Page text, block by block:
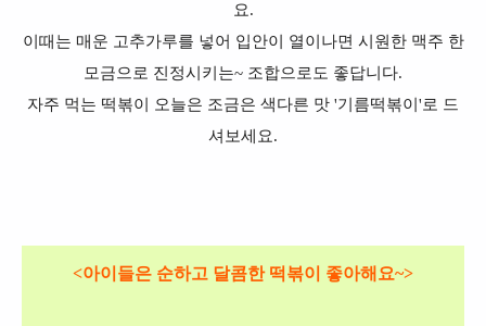
요.
이때는 매운 고추가루를 넣어 입안이 열이나면 시원한 맥주 한
모금으로 진정시키는~ 조합으로도 좋답니다.
자주 먹는 떡볶이 오늘은 조금은 색다른 맛 '기름떡볶이'로 드
셔보세요.
<아이들은 순하고 달콤한 떡볶이 좋아해요~>